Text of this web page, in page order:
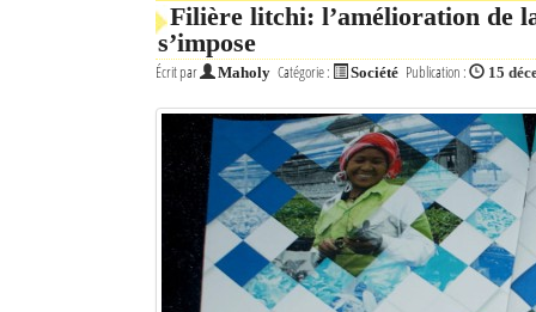
Filière litchi: l’amélioration de
s’impose
Écrit par Maholy Catégorie : Société Publication : 15